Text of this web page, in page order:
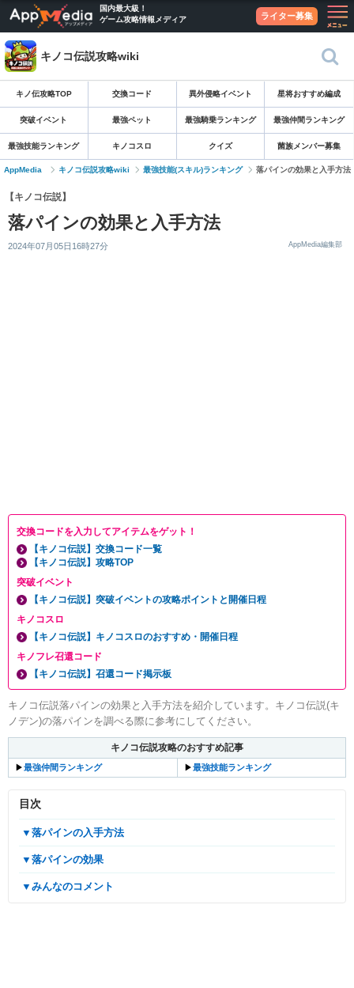
国内最大級！
ゲーム攻略情報メディア
ライター募集
キノコ伝説攻略wiki
キノ伝攻略TOP 交換コード 異外侵略イベント 星将おすすめ編成
突破イベント 最強ペット 最強騎乗ランキング 最強仲間ランキング
最強技能ランキング キノコスロ クイズ 菌族メンバー募集
AppMedia キノコ伝説攻略wiki 最強技能(スキル)ランキング 落パインの効果と入手方法
【キノコ伝説】
落パインの効果と入手方法
2024年07月05日16時27分 AppMedia編集部
交換コードを入力してアイテムをゲット！
【キノコ伝説】交換コード一覧
【キノコ伝説】攻略TOP
突破イベント
【キノコ伝説】突破イベントの攻略ポイントと開催日程
キノコスロ
【キノコ伝説】キノコスロのおすすめ・開催日程
キノフレ召還コード
【キノコ伝説】召還コード掲示板
キノコ伝説落パインの効果と入手方法を紹介しています。キノコ伝説(キ
ノデン)の落パインを調べる際に参考にしてください。
キノコ伝説攻略のおすすめ記事
▶︎最強仲間ランキング ▶︎最強技能ランキング
目次
▼落パインの入手方法
▼落パインの効果
▼みんなのコメント